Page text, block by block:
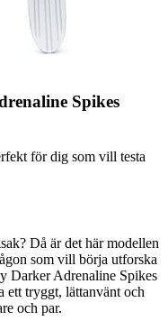
Spikes
för dig som vill testa
Då är det här modellen
som vill börja utforska
Darker Adrenaline Spikes
ett tryggt, lättanvänt och
och par.